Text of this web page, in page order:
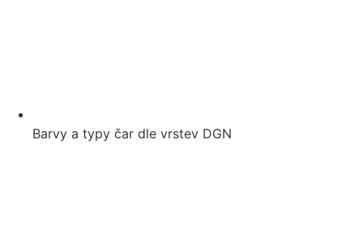
Barvy a typy čar dle vrstev DGN